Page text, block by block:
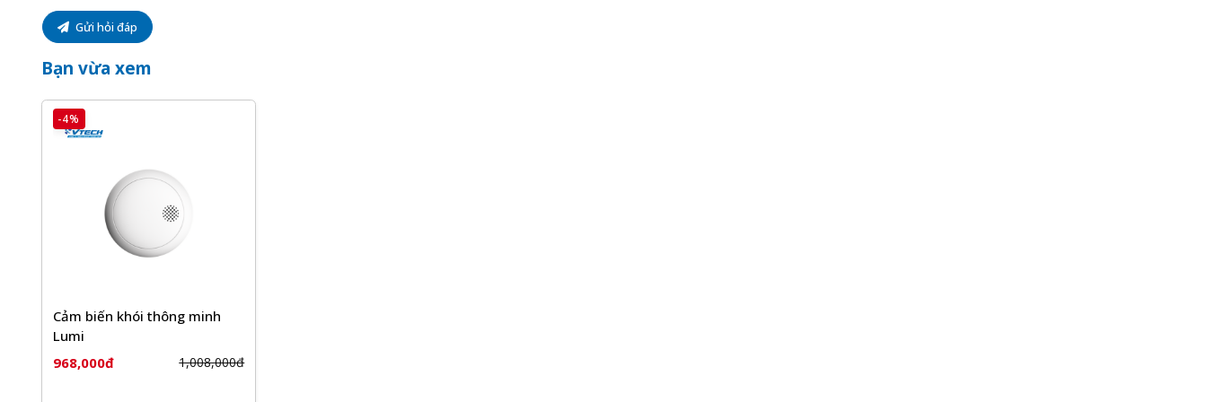
giả do chịu ảnh hưởng của bụi bẩn, hơi nước, nơi có luồng khí liên tục,… giúp người dùng giảm bớt trăn trở
về những phiền toái, lo lắng bất đắc dĩ khi lắp đặt cảm biến khói trong nhà. Đồng thời, giảm lãng phí năng
lượng, cho phép thiết bị hoạt động hiệu quả, bền bỉ hơn.
còn thân thiện với môi trường xung quanh.
1.2. Báo động đa phương thức qua điện thoại, còi hú và đèn LED
Gửi hỏi đáp
Bạn vừa xem
-4%
Cảm biến khói thông minh
Lumi
968,000đ
1,008,000đ